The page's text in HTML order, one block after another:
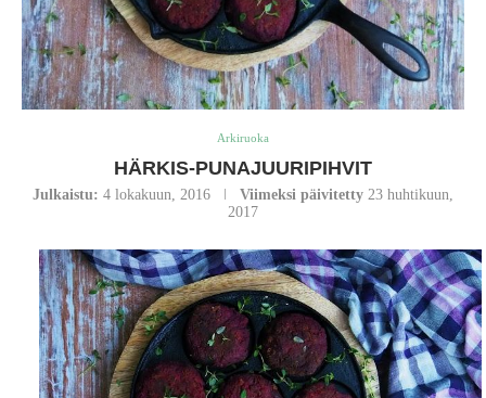
Arkiruoka
HÄRKIS-PUNAJUURIPIHVIT
Julkaistu: 4 lokakuun, 2016 Viimeksi päivitetty 23 huhtikuun,
2017